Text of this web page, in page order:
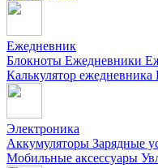
Ежедневник
Блокноты Ежедневники
Калькулятор ежедневника
Электроника
Аккумуляторы Зарядные
Мобильные аксессуары